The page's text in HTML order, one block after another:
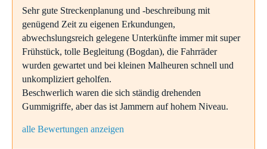
Sehr gute Streckenplanung und -beschreibung mit
genügend Zeit zu eigenen Erkundungen,
abwechslungsreich gelegene Unterkünfte immer mit super
Frühstück, tolle Begleitung (Bogdan), die Fahrräder
wurden gewartet und bei kleinen Malheuren schnell und
unkompliziert geholfen.
Beschwerlich waren die sich ständig drehenden
Gummigriffe, aber das ist Jammern auf hohem Niveau.
alle Bewertungen anzeigen